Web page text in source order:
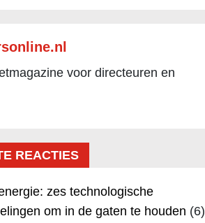
voor directeuren en
REACTIES
zes technologische
om in de gaten te houden (6)